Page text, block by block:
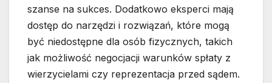
szanse na sukces. Dodatkowo eksperci mają
dostęp do narzędzi i rozwiązań, które mogą
być niedostępne dla osób fizycznych, takich
jak możliwość negocjacji warunków spłaty z
wierzycielami czy reprezentacja przed sądem.